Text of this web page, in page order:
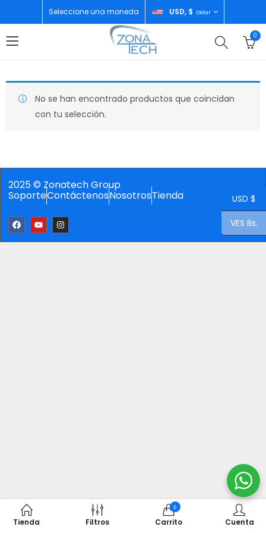
Seleccione una moneda USD, $ Dólar
0
No se han encontrado productos que coincidan
con tu selección.
2025 © Zonatech Group
SoporteContáctenosNosotrosTienda
Tienda Filtros
0
Carrito Cuenta
USD $
VES Bs.